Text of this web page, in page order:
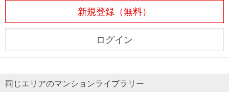
新規登録（無料）
ログイン
同じエリアのマンションライブラリー